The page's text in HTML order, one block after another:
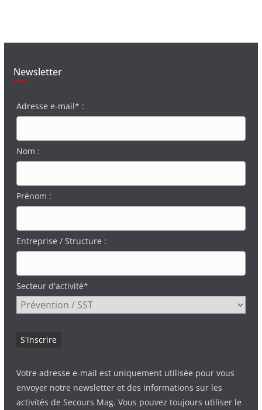
Newsletter
Adresse e-mail* :
Nom :
Prénom :
Entreprise / Structure :
Secteur d'activité*
Votre adresse e-mail est uniquement utilisée pour vous
envoyer notre newsletter et des informations sur les
activités de Secours Mag. Vous pouvez toujours utiliser le